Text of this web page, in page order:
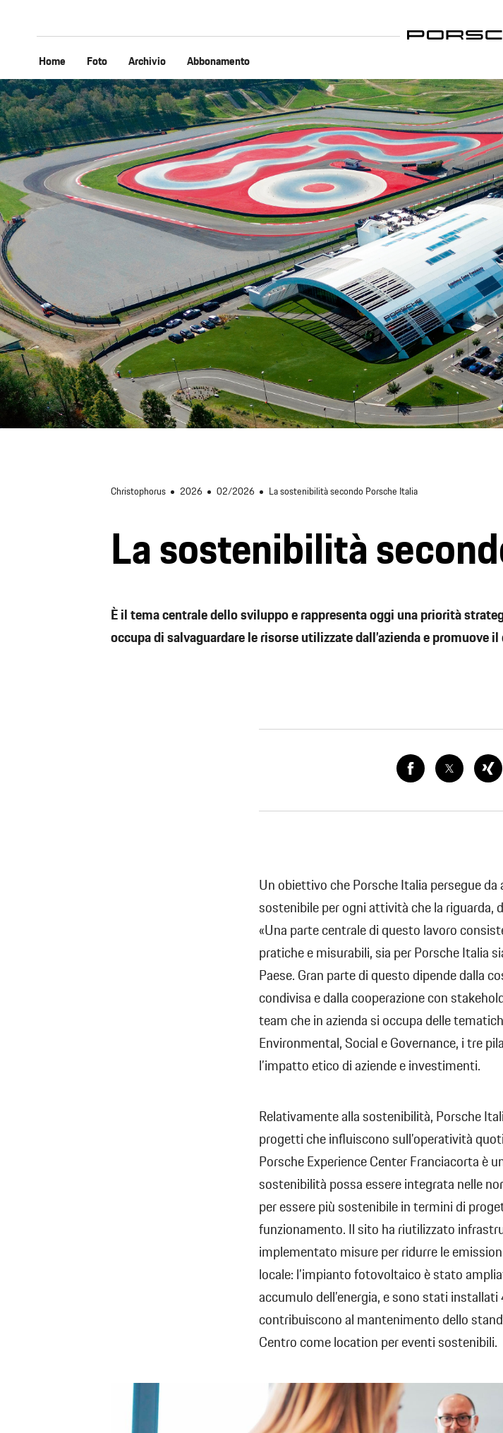
Home Foto Archivio Abbonamento
Christophorus 2026 02/2026 La sostenibilità secondo Porsche Italia
La sostenibilità
È il tema centrale dello sviluppo e rappresenta oggi una priorità
occupa di salvaguardare le risorse utilizzate dall’azienda e
Un obiettivo che Porsche Italia persegue
sostenibile per ogni attività che la
«Una parte centrale di questo lavoro
pratiche e misurabili, sia per Porsche Italia
Paese. Gran parte di questo dipende dalla
condivisa e dalla cooperazione con
team che in azienda si occupa delle
Environmental, Social e Governance, i tre
l’impatto etico di aziende e investimenti.
Relativamente alla sostenibilità, Porsche
progetti che influiscono sull’operatività
Porsche Experience Center Franciacorta è
sostenibilità possa essere integrata nelle
per essere più sostenibile in termini di
funzionamento. Il sito ha riutilizzato
implementato misure per ridurre le
locale: l’impianto fotovoltaico è stato
accumulo dell’energia, e sono stati
contribuiscono al mantenimento dello
Centro come location per eventi sostenibili.